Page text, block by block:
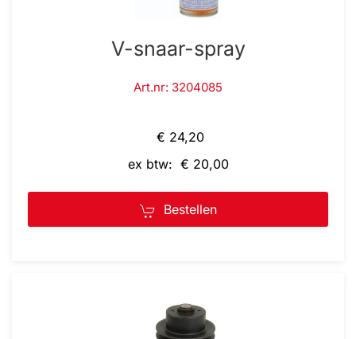
V-snaar-spray
Art.nr: 3204085
€ 24,20
ex btw: € 20,00
Bestellen